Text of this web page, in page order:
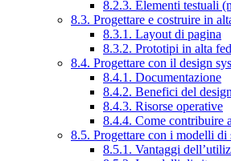
8.2.3. Elementi testuali
8.3. Progettare e costruire in
8.3.1. Layout di pagina
8.3.2. Prototipi in alta
8.4. Progettare con il design
8.4.1. Documentazione
8.4.2. Benefici del
8.4.3. Risorse operative
8.4.4. Come contribuire
8.5. Progettare con i modelli di
8.5.1. Vantaggi